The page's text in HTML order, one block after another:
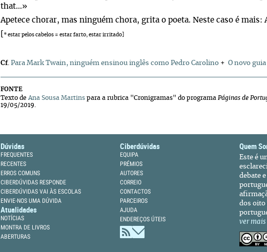
that…»
Apetece chorar, mas ninguém chora, grita o poeta. Neste caso é
* estar pelos cabelos = estar farto, estar irritado]
Cf. Para Mark Twain, ninguém ensinou inglês como Pedro Carolino + O novo
FONTE
Texto de Ana Sousa Martins para a rubrica "Cronigramas" do programa Páginas de
19/05/2019.
Dúvidas
FREQUENTES
RECENTES
ERROS COMUNS
CIBERDÚVIDAS RESPONDE
CIBERDÚVIDAS VAI ÀS ESCOLAS
ENVIE-NOS UMA DÚVIDA
Atualidades
NOTÍCIAS
MONTRA DE LIVROS
ABERTURAS
Ciberdúvidas
EQUIPA
PRÉMIOS
AUTORES
CORREIO
CONTACTOS
PARCEIROS
AJUDA
ENDEREÇOS ÚTEIS
Quem
Este é
debate
dos oito
ver mais